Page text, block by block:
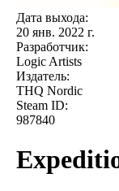
Дата выхода:
20 янв. 2022 г.
Разработчик:
Logic Artists
Издатель:
THQ Nordic
Steam ID:
987840